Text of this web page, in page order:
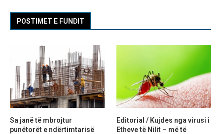
POSTIMET E FUNDIT
Sa janë të mbrojtur
punëtorët e ndërtimtarisë
Editorial / Kujdes nga virusi i
Etheve të Nilit – më të